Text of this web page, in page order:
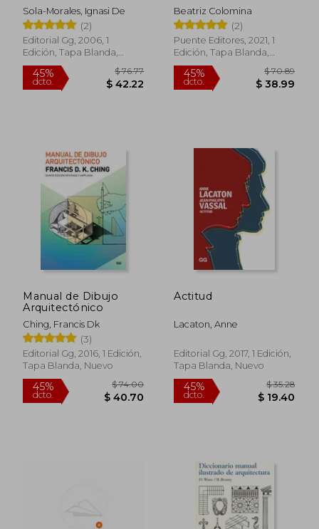
45%
dcto.
45%
Sola-Morales, Ignasi De
(2)
Editorial Gg, 2006, 1
Edición, Tapa Blanda,
Nuevo
Beatriz Colomina
(2)
Puente Editores, 2021, 1
Edición, Tapa Blanda,
Nuevo
Manual de Dibujo
Arquitectónico
Ching, Francis Dk
(3)
Editorial Gg, 2016, 1 Edición,
Tapa Blanda, Nuevo
Actitud
Lacaton, Anne
Editorial Gg, 2017, 1 Edición,
Tapa Blanda, Nuevo